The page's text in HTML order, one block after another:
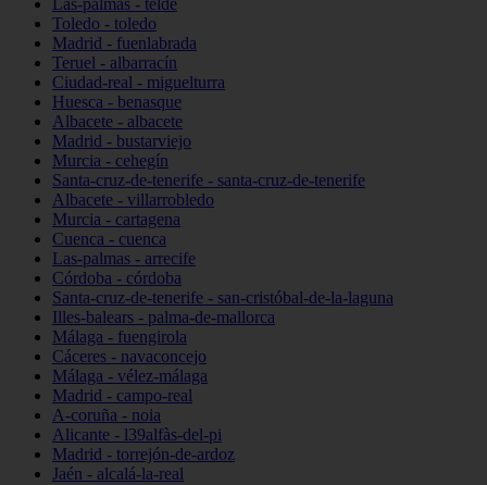
Las-palmas - telde
Toledo - toledo
Madrid - fuenlabrada
Teruel - albarracín
Ciudad-real - miguelturra
Huesca - benasque
Albacete - albacete
Madrid - bustarviejo
Murcia - cehegín
Santa-cruz-de-tenerife - santa-cruz-de-tenerife
Albacete - villarrobledo
Murcia - cartagena
Cuenca - cuenca
Las-palmas - arrecife
Córdoba - córdoba
Santa-cruz-de-tenerife - san-cristóbal-de-la-laguna
Illes-balears - palma-de-mallorca
Málaga - fuengirola
Cáceres - navaconcejo
Málaga - vélez-málaga
Madrid - campo-real
A-coruña - noia
Alicante - l39alfàs-del-pi
Madrid - torrejón-de-ardoz
Jaén - alcalá-la-real